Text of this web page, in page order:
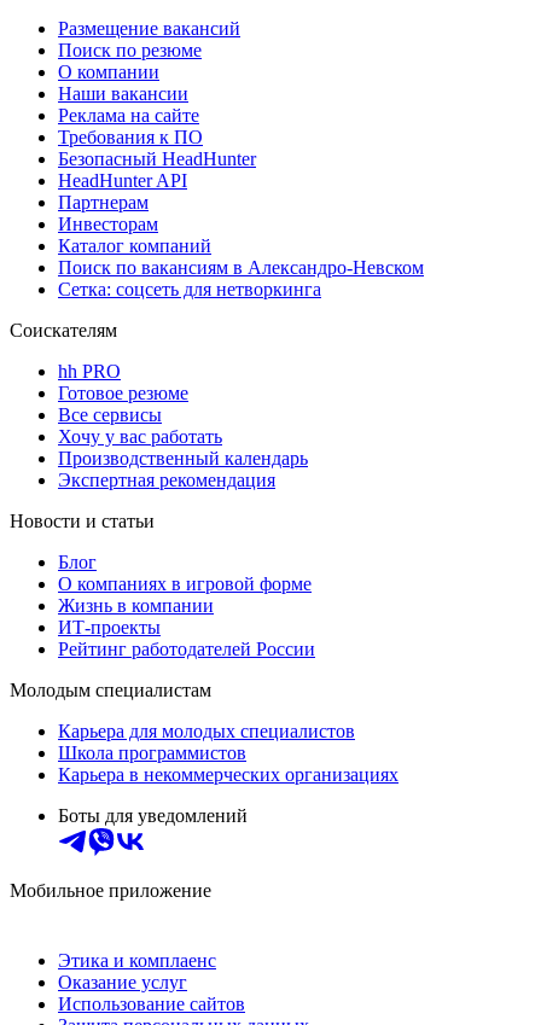
Размещение вакансий
Поиск по резюме
О компании
Наши вакансии
Реклама на сайте
Требования к ПО
Безопасный HeadHunter
HeadHunter API
Партнерам
Инвесторам
Каталог компаний
Поиск по вакансиям в Александро-Невском
Сетка: соцсеть для нетворкинга
Соискателям
hh PRO
Готовое резюме
Все сервисы
Хочу у вас работать
Производственный календарь
Экспертная рекомендация
Новости и статьи
Блог
О компаниях в игровой форме
Жизнь в компании
ИТ-проекты
Рейтинг работодателей России
Молодым специалистам
Карьера для молодых специалистов
Школа программистов
Карьера в некоммерческих организациях
Боты для уведомлений
Мобильное приложение
Этика и комплаенс
Оказание услуг
Использование сайтов